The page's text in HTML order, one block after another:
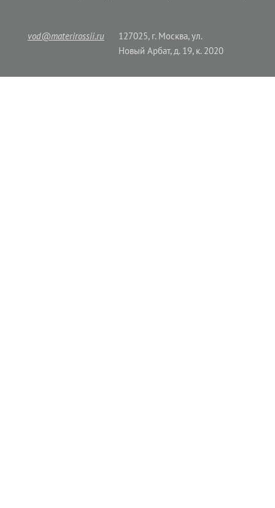
vod@materirossii.ru
127025, г. Москва, ул.
Новый Арбат, д. 19, к. 2020